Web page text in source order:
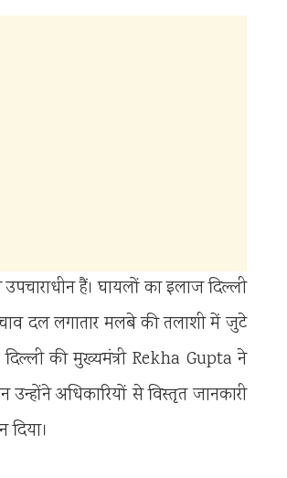
हैं। घायलों का इलाज दिल्ली
दल लगातार मलबे की तलाशी में जुटे
की मुख्यमंत्री Rekha Gupta ने
उन्होंने अधिकारियों से विस्तृत जानकारी